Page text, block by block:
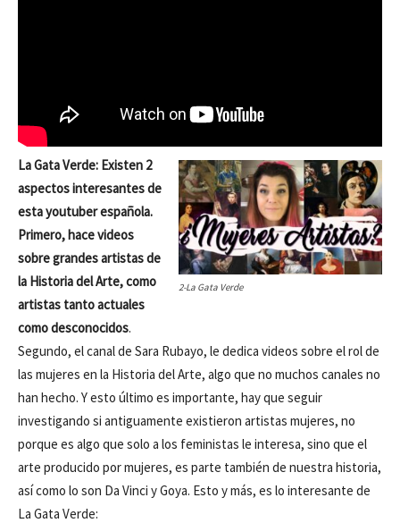
2-La Gata Verde
La Gata Verde: Existen 2
aspectos interesantes de
esta youtuber española.
Primero, hace videos
sobre grandes artistas de
la Historia del Arte, como
artistas tanto actuales
como desconocidos.
Segundo, el canal de Sara Rubayo, le dedica videos sobre el rol de
las mujeres en la Historia del Arte, algo que no muchos canales no
han hecho. Y esto último es importante, hay que seguir
investigando si antiguamente existieron artistas mujeres, no
porque es algo que solo a los feministas le interesa, sino que el
arte producido por mujeres, es parte también de nuestra historia,
así como lo son Da Vinci y Goya. Esto y más, es lo interesante de
La Gata Verde: